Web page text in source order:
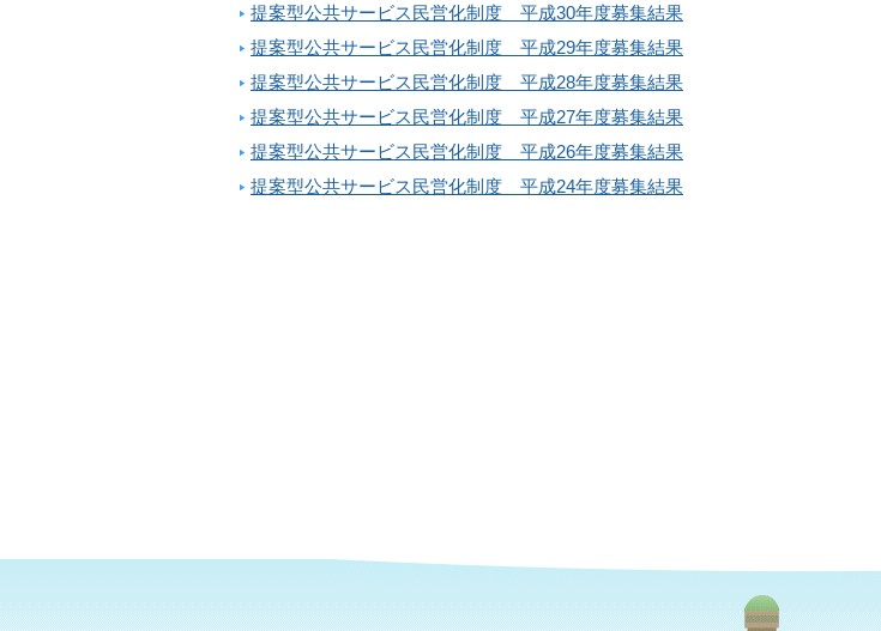
提案型公共サービス民営化制度 平成30年度募集結果
提案型公共サービス民営化制度 平成29年度募集結果
提案型公共サービス民営化制度 平成28年度募集結果
提案型公共サービス民営化制度 平成27年度募集結果
提案型公共サービス民営化制度 平成26年度募集結果
提案型公共サービス民営化制度 平成24年度募集結果